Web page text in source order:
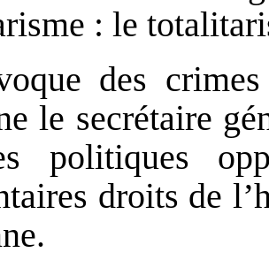
: le
des
le secrétaire
politiques
droits de